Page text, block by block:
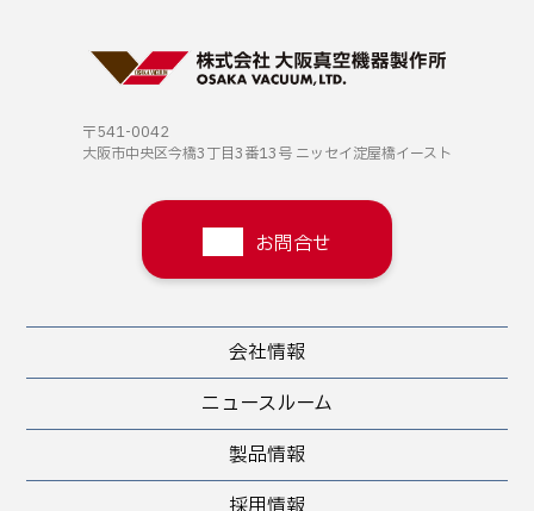
〒541-0042
大阪市中央区今橋3丁目3番13号 ニッセイ淀屋橋イースト
お問合せ
会社情報
ニュースルーム
製品情報